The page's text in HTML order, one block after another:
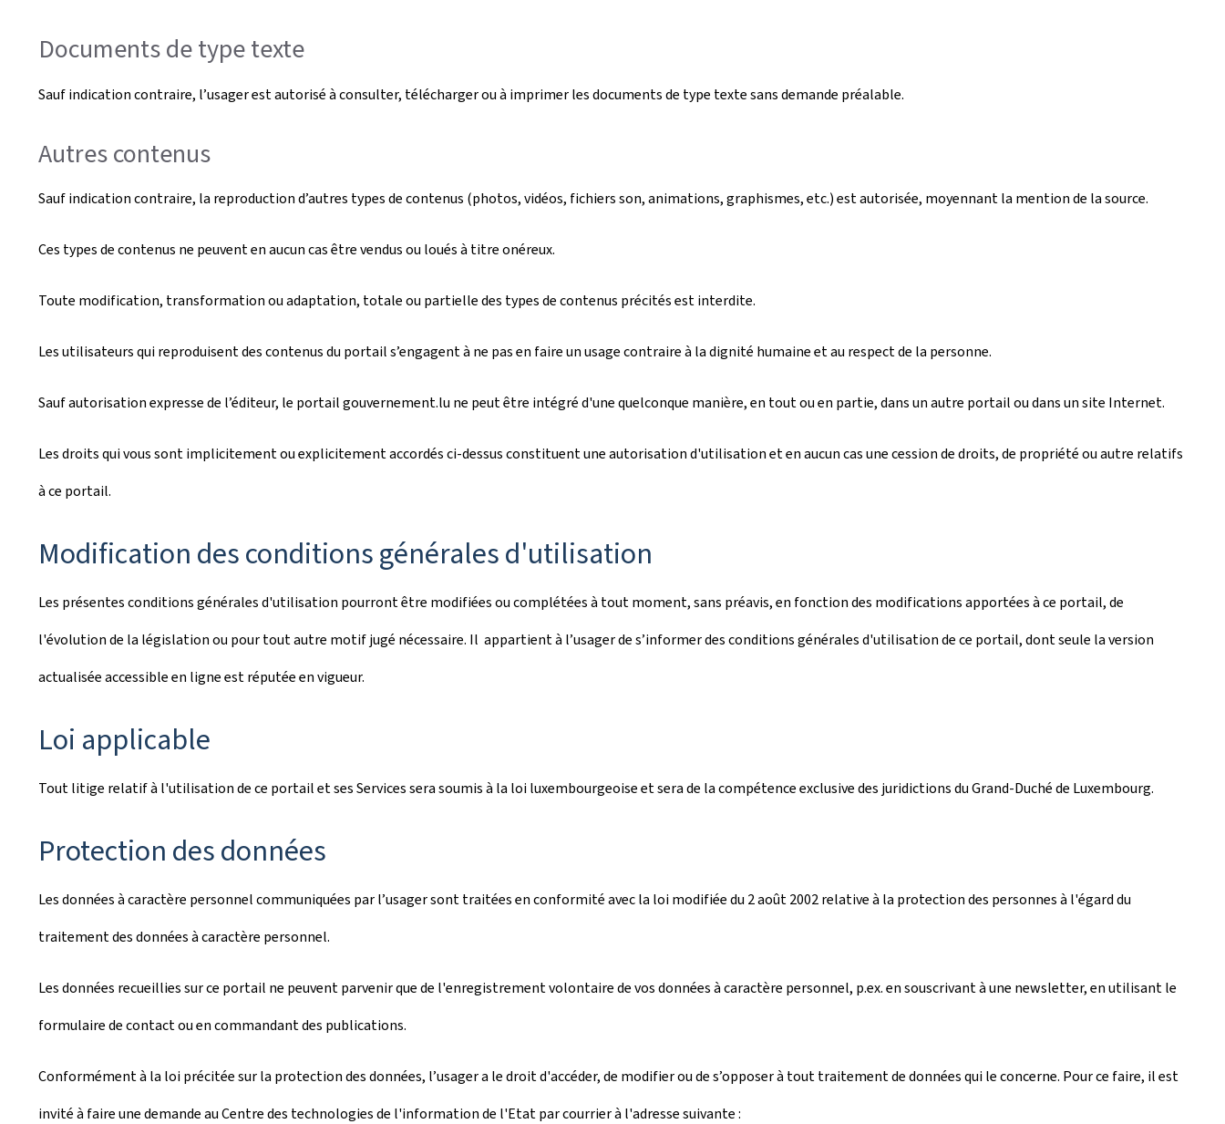
Documents de type texte
Sauf indication contraire, l’usager est autorisé à consulter, télécharger ou à imprimer les documents de type texte sans demande préalable.
Autres contenus
Sauf indication contraire, la reproduction d’autres types de contenus (photos, vidéos, fichiers son, animations, graphismes, etc.) est autorisée, moyennant la mention de la source.
Ces types de contenus ne peuvent en aucun cas être vendus ou loués à titre onéreux.
Toute modification, transformation ou adaptation, totale ou partielle des types de contenus précités est interdite.
Les utilisateurs qui reproduisent des contenus du portail s’engagent à ne pas en faire un usage contraire à la dignité humaine et au respect de la personne.
Sauf autorisation expresse de l’éditeur, le portail gouvernement.lu ne peut être intégré d'une quelconque manière, en tout ou en partie, dans un autre portail ou dans un site Internet.
Les droits qui vous sont implicitement ou explicitement accordés ci-dessus constituent une autorisation d'utilisation et en aucun cas une cession de droits, de propriété ou autre relatifs
à ce portail.
Modification des conditions générales d'utilisation
Les présentes conditions générales d'utilisation pourront être modifiées ou complétées à tout moment, sans préavis, en fonction des modifications apportées à ce portail, de
l'évolution de la législation ou pour tout autre motif jugé nécessaire. Il appartient à l’usager de s’informer des conditions générales d'utilisation de ce portail, dont seule la version
actualisée accessible en ligne est réputée en vigueur.
Loi applicable
Tout litige relatif à l'utilisation de ce portail et ses Services sera soumis à la loi luxembourgeoise et sera de la compétence exclusive des juridictions du Grand-Duché de Luxembourg.
Protection des données
Les données à caractère personnel communiquées par l’usager sont traitées en conformité avec la loi modifiée du 2 août 2002 relative à la protection des personnes à l'égard du
traitement des données à caractère personnel.
Les données recueillies sur ce portail ne peuvent parvenir que de l'enregistrement volontaire de vos données à caractère personnel, p.ex. en souscrivant à une newsletter, en utilisant le
formulaire de contact ou en commandant des publications.
Conformément à la loi précitée sur la protection des données, l’usager a le droit d'accéder, de modifier ou de s’opposer à tout traitement de données qui le concerne. Pour ce faire, il est
invité à faire une demande au Centre des technologies de l'information de l'Etat par courrier à l'adresse suivante :